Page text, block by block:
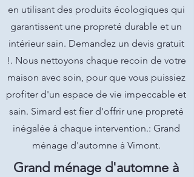
en utilisant des produits écologiques qui
garantissent une propreté durable et un
intérieur sain. Demandez un devis gratuit
!. Nous nettoyons chaque recoin de votre
maison avec soin, pour que vous puissiez
profiter d'un espace de vie impeccable et
sain. Simard est fier d'offrir une propreté
inégalée à chaque intervention.: Grand
ménage d'automne à Vimont.
Grand ménage d'automne à